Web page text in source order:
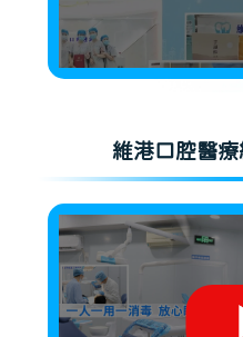
維港口腔醫